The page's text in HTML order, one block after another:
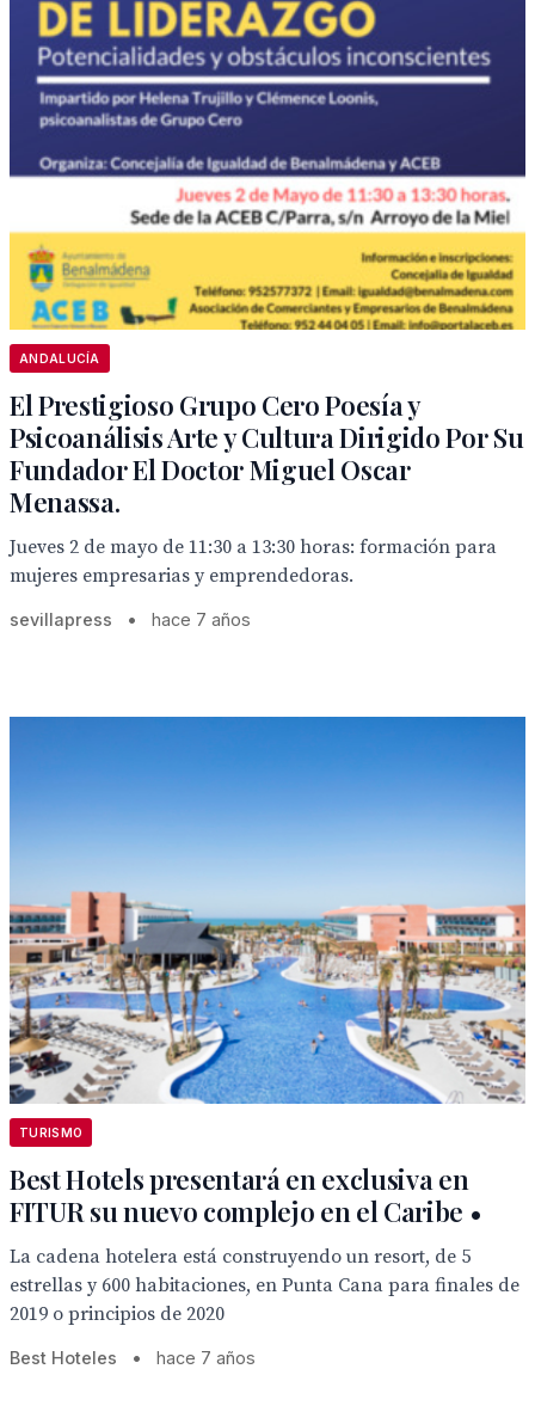
ANDALUCÍA
El Prestigioso Grupo Cero Poesía y
Psicoanálisis Arte y Cultura Dirigido Por Su
Fundador El Doctor Miguel Oscar
Menassa.
Jueves 2 de mayo de 11:30 a 13:30 horas: formación para
mujeres empresarias y emprendedoras.
sevillapress • hace 7 años
TURISMO
Best Hotels presentará en exclusiva en
FITUR su nuevo complejo en el Caribe •
La cadena hotelera está construyendo un resort, de 5
estrellas y 600 habitaciones, en Punta Cana para finales de
2019 o principios de 2020
Best Hoteles • hace 7 años